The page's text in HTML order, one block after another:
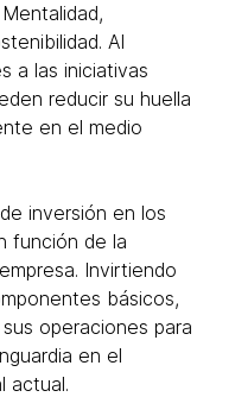
Al
a las iniciativas
reducir su huella
en el medio
inversión en los
función de la
Invirtiendo
básicos,
operaciones para
en el
actual.